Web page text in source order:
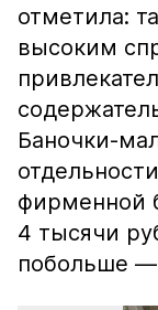
отметила:
высоким
Баночки-
фирменной
4 тысячи
побольше —